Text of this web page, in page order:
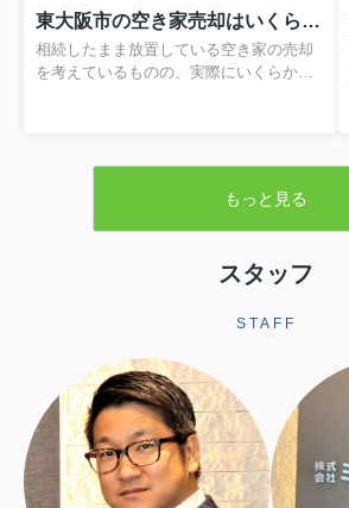
東大阪市の空き家売却はいくらかかる？費用や税金の内訳と負担を抑える方法
相続したまま放置している空き家の売却
を考えているものの、実際にいくらかか
重なると、最終的に手元に残る金額のイ
譲渡所得税や住民税といった税金、空き
家の譲渡所得の3,000万円特別控除といっ
ておくことが大切です。この記事では、
やすい費用や税金の基本から、解体費補
法まで、順を追って分かりやすく解説し
ます。読み進めていただくことで、おお
よその手取り額の考...
もっと見る
スタッフ
STAFF